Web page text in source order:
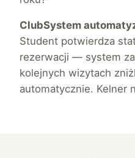
ClubSystem
Student potwierdza
rezerwacji — system
kolejnych wizytach
automatycznie. Kelner